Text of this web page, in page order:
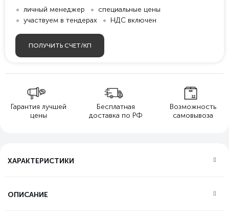
личный менеджер
специальные цены
участвуем в тендерах
НДС включен
ПОЛУЧИТЬ СЧЕТ/КП
Гарантия лучшей
цены
Бесплатная
доставка по РФ
Возможность
самовывоза
ХАРАКТЕРИСТИКИ
ОПИСАНИЕ